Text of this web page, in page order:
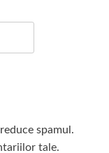
spamul.
tale.